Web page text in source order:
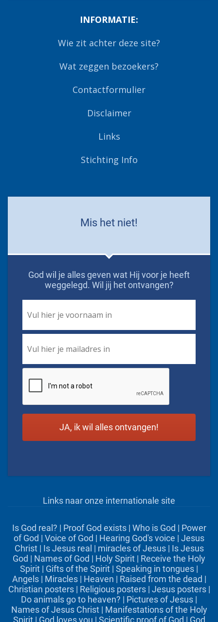
INFORMATIE:
Wie zit achter deze site?
Wat zeggen bezoekers?
Contactformulier
Disclaimer
Links
Stichting Info
Mis het niet!
God wil je alles geven wat Hij voor je heeft
weggelegd. Wil jij het ontvangen?
Name *
Links naar onze internationale site
Is God real? | Proof God exists| Who is God | Power
of God | Voice of God | Hearing God's voice | Jesus
Christ| Is Jesus real | miracles of Jesus| Is Jesus
God | Names of God | Holy Spirit | Receive the Holy
Spirit | Gifts of the Spirit | Speaking in tongues |
Angels| Miracles| Heaven | Raised from the dead |
Christian posters| Religious posters| Jesus posters|
Do animals go to heaven? | Pictures of Jesus |
Names of Jesus Christ| Manifestations of the Holy
Spirit| God loves you | Scientific proof of God | God